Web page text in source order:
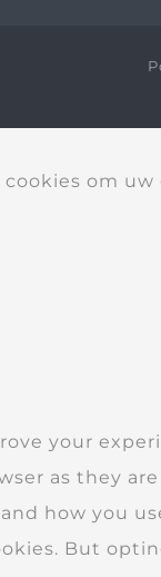
om
your
as they
how you
But